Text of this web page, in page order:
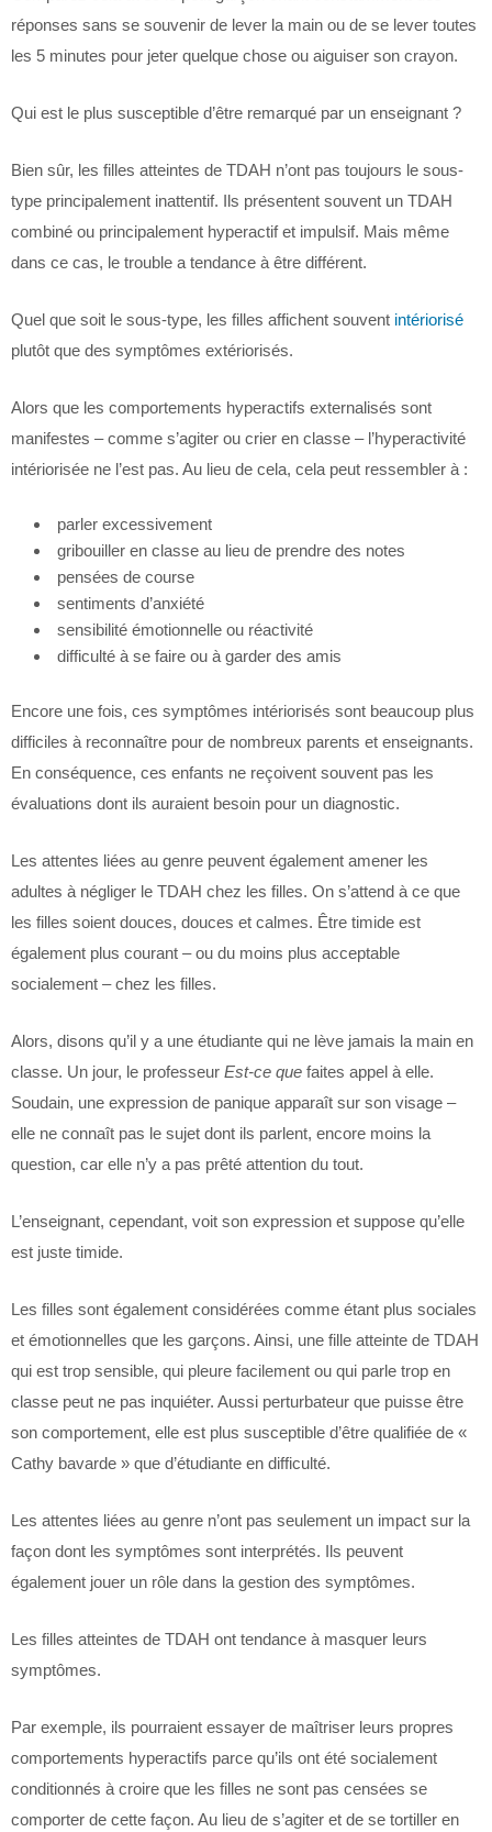
réponses sans se souvenir de lever la main ou de se lever toutes
les 5 minutes pour jeter quelque chose ou aiguiser son crayon.
Qui est le plus susceptible d’être remarqué par un enseignant ?
Bien sûr, les filles atteintes de TDAH n’ont pas toujours le sous-
type principalement inattentif. Ils présentent souvent un TDAH
combiné ou principalement hyperactif et impulsif. Mais même
dans ce cas, le trouble a tendance à être différent.
Quel que soit le sous-type, les filles affichent souvent intériorisé
plutôt que des symptômes extériorisés.
Alors que les comportements hyperactifs externalisés sont
manifestes – comme s’agiter ou crier en classe – l’hyperactivité
intériorisée ne l’est pas. Au lieu de cela, cela peut ressembler à :
parler excessivement
gribouiller en classe au lieu de prendre des notes
pensées de course
sentiments d’anxiété
sensibilité émotionnelle ou réactivité
difficulté à se faire ou à garder des amis
Encore une fois, ces symptômes intériorisés sont beaucoup plus
difficiles à reconnaître pour de nombreux parents et enseignants.
En conséquence, ces enfants ne reçoivent souvent pas les
évaluations dont ils auraient besoin pour un diagnostic.
Les attentes liées au genre peuvent également amener les
adultes à négliger le TDAH chez les filles. On s’attend à ce que
les filles soient douces, douces et calmes. Être timide est
également plus courant – ou du moins plus acceptable
socialement – ​​chez les filles.
Alors, disons qu’il y a une étudiante qui ne lève jamais la main en
classe. Un jour, le professeur Est-ce que faites appel à elle.
Soudain, une expression de panique apparaît sur son visage –
elle ne connaît pas le sujet dont ils parlent, encore moins la
question, car elle n’y a pas prêté attention du tout.
L’enseignant, cependant, voit son expression et suppose qu’elle
est juste timide.
Les filles sont également considérées comme étant plus sociales
et émotionnelles que les garçons. Ainsi, une fille atteinte de TDAH
qui est trop sensible, qui pleure facilement ou qui parle trop en
classe peut ne pas inquiéter. Aussi perturbateur que puisse être
son comportement, elle est plus susceptible d’être qualifiée de «
Cathy bavarde » que d’étudiante en difficulté.
Les attentes liées au genre n’ont pas seulement un impact sur la
façon dont les symptômes sont interprétés. Ils peuvent
également jouer un rôle dans la gestion des symptômes.
Les filles atteintes de TDAH ont tendance à masquer leurs
symptômes.
Par exemple, ils pourraient essayer de maîtriser leurs propres
comportements hyperactifs parce qu’ils ont été socialement
conditionnés à croire que les filles ne sont pas censées se
comporter de cette façon. Au lieu de s’agiter et de se tortiller en